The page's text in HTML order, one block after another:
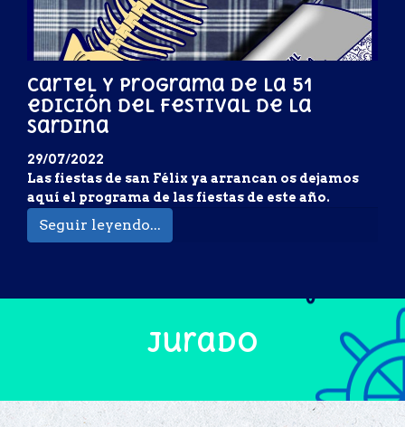
Cartel y programa de la 51
edición del festival de la
sardina
29/07/2022
Las fiestas de san Félix ya arrancan os dejamos
aquí el programa de las fiestas de este año.
Seguir leyendo...
Jurado